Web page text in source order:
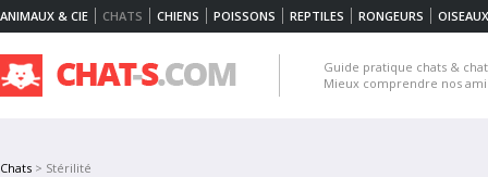
ANIMAUX & CIE CHATS CHIENS POISSONS REPTILES RONGEURS OISEAUX
Guide pratique chats &
Mieux comprendre nos
Chats > Stérilité